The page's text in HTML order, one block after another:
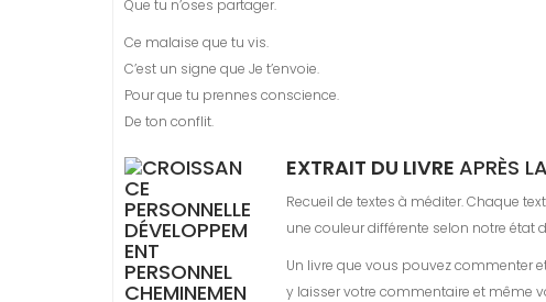
Que tu n’oses partager.
Ce malaise que tu vis.
C’est un signe que Je t’envoie.
Pour que tu prennes conscience.
De ton conflit.
EXTRAIT DU LIVRE APRÈS
Recueil de textes à méditer. Chaque
une couleur différente selon notre état
Un livre que vous pouvez commenter
y laisser votre commentaire et même